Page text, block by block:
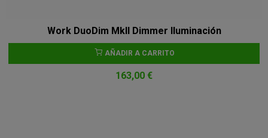
Work DuoDim MkII Dimmer Iluminación
AÑADIR A CARRITO
163,00 €